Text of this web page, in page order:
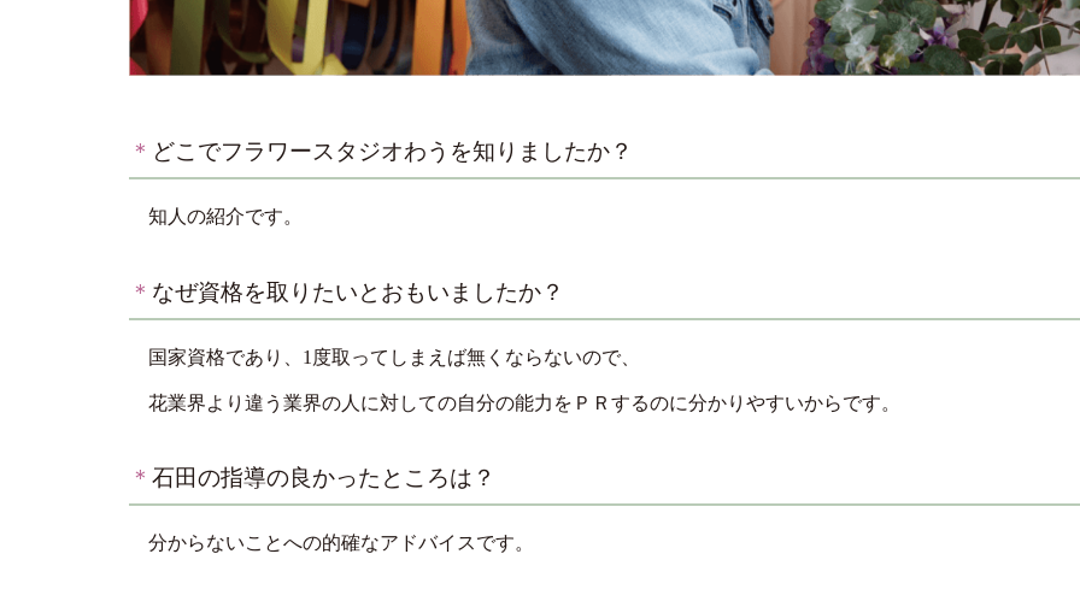
＊ どこでフラワースタジオわうを知りましたか？
知人の紹介です。
＊ なぜ資格を取りたいとおもいましたか？
国家資格であり、1度取ってしまえば無くならないので、
花業界より違う業界の人に対しての自分の能力をＰＲするのに分かりやすいからです。
＊ 石田の指導の良かったところは？
分からないことへの的確なアドバイスです。